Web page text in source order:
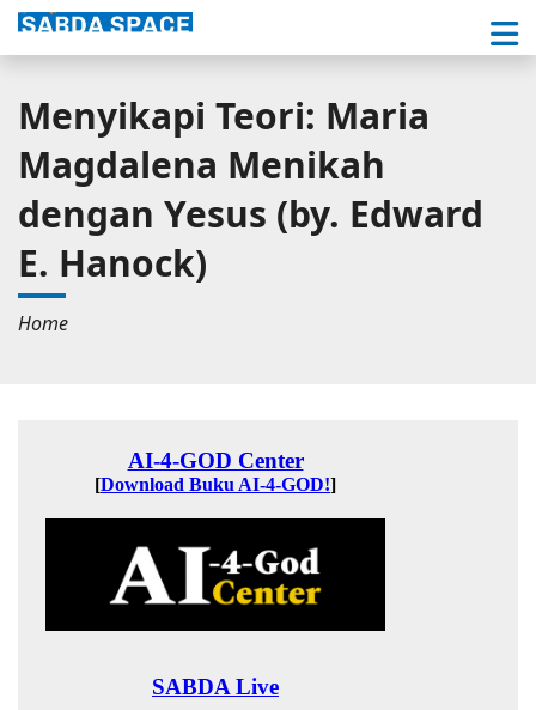
Menyikapi Teori: Maria
Magdalena Menikah
dengan Yesus (by. Edward
E. Hanock)
Home